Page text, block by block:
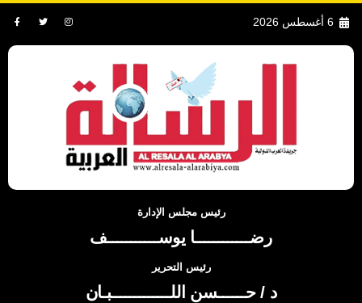
6 أغسطس 2026
رئيس مجلس الإدارة
رضــــــــــــا يوســـــــــــف
رئيس التحرير
د / حــــــسن اللـــــــــــــبـان